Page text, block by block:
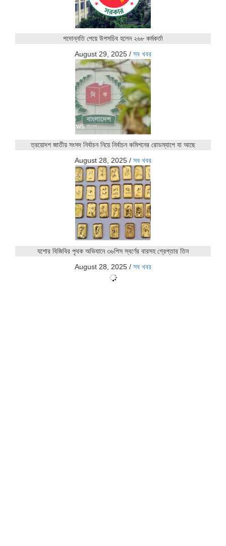
পদোন্নতি পেয়ে উপসচিব হলেন ২৬৮ কর্মকর্তা
August 29, 2025 / সব খবর
ত্রয়োদশ জাতীয় সংসদ নির্বাচন নিয়ে নির্বাচন কমিশনের রোডম্যাপে যা আছে
August 28, 2025 / সব খবর
যশোর বিজিবির পৃথক অভিযানে ৩৬পিস স্বর্ণের বারসহ গ্রেপ্তার তিন
August 28, 2025 / সব খবর